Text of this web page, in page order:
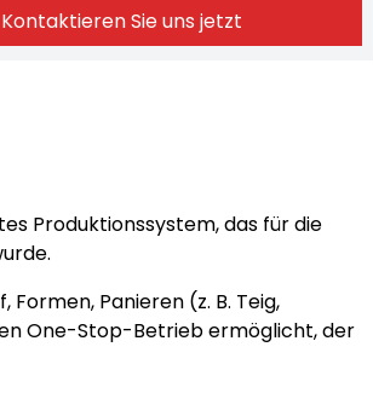
Kontaktieren Sie uns jetzt
Produktionssystem, das für die
Panieren (z. B. Teig,
One-Stop-Betrieb ermöglicht, der